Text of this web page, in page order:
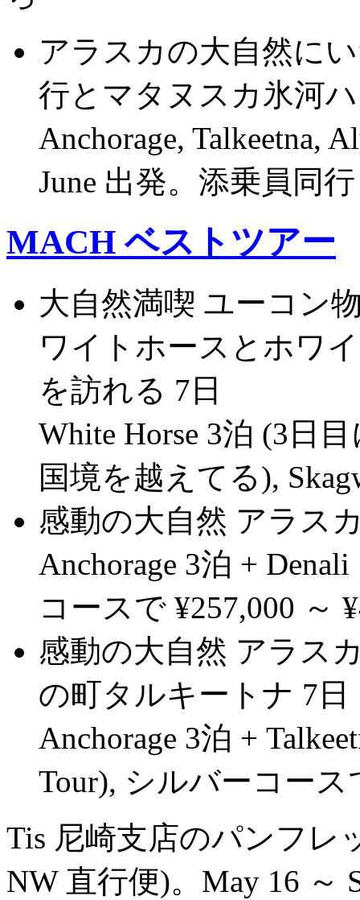
アラスカの大自然に
行とマタヌスカ氷河
Anchorage, Talkeetna,
June 出発。添乗員同
MACH ベストツアー
大自然満喫 ユーコン
ワイトホースとホワ
を訪れる 7日
White Horse 3泊 (3日
国境を越えてる),
感動の大自然 アラス
Anchorage 3泊 +
コースで ¥257,000 ～
感動の大自然 アラス
の町タルキートナ 7日
Anchorage 3泊 +
Tour), シルバーコース
Tis 尼崎支店のパンフレ
NW 直行便)。May 16 ～